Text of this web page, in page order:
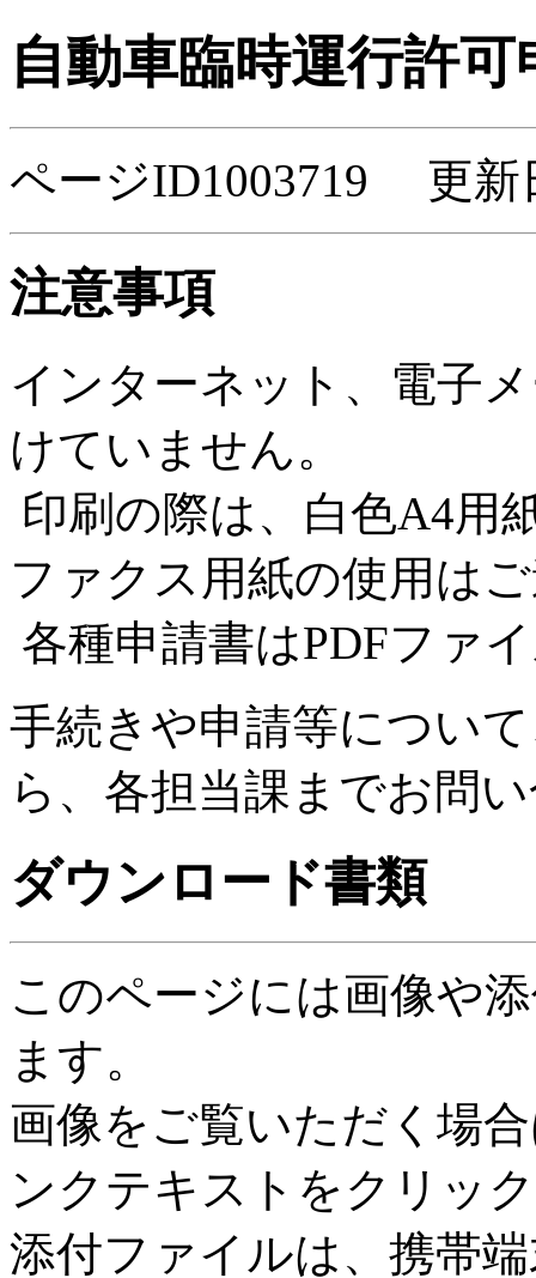
自動車臨時運行許可
ページID1003719 更新
注意事項
インターネット、電子
けていません。
印刷の際は、白色A4用
ファクス用紙の使用は
各種申請書はPDFファ
手続きや申請等につい
ら、各担当課までお問
ダウンロード書類
このページには画像や
ます。
画像をご覧いただく場
ンクテキストをクリッ
添付ファイルは、携帯